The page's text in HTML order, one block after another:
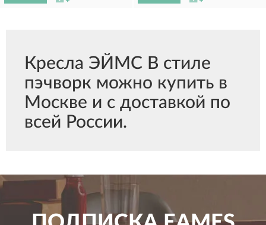
Кресла ЭЙМС В стиле
пэчворк можно купить в
Москве и с доставкой по
всей России.